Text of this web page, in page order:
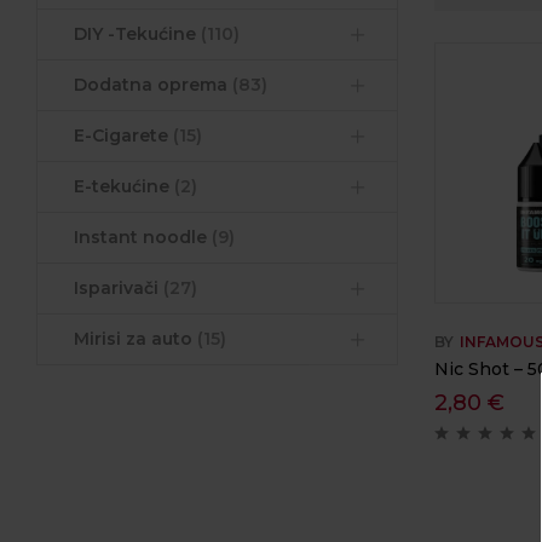
DIY -Tekućine
Dodatna oprema
E-Cigarete
E-tekućine
Instant noodle
Isparivači
Mirisi za auto BY
Nic Shot –
2,80 €